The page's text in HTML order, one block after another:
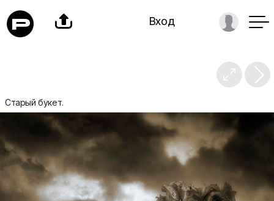
 Вход

Старый букет.